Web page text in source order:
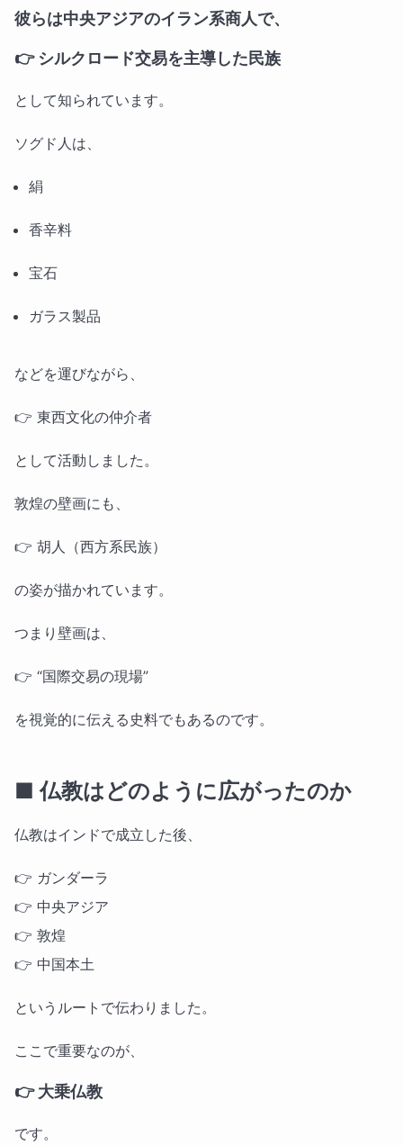
彼らは中央アジアのイラン系商人で、
👉 シルクロード交易を主導した民族
として知られています。
ソグド人は、
絹
香辛料
宝石
ガラス製品
などを運びながら、
👉 東西文化の仲介者
として活動しました。
敦煌の壁画にも、
👉 胡人（西方系民族）
の姿が描かれています。
つまり壁画は、
👉 “国際交易の現場”
を視覚的に伝える史料でもあるのです。
■ 仏教はどのように広がったのか
仏教はインドで成立した後、
👉 ガンダーラ
👉 中央アジア
👉 敦煌
👉 中国本土
というルートで伝わりました。
ここで重要なのが、
👉 大乗仏教
です。